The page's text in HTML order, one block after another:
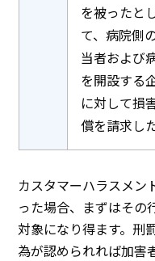
を被ったと
て、病院側
当者および
を開設する
に対して損
償を請求し
カスタマーハラスメン
った場合、まずはその
対象になり得ます。刑
為が認められれば加害